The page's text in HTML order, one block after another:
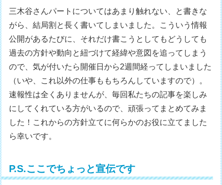
三木谷さんパートについてはあまり触れない、と書きな
がら、結局割と長く書いてしまいました。こういう情報
公開があるたびに、それだけ書こうとしてもどうしても
過去の方針や動向と紐づけて経緯や意図を追ってしまう
ので、気が付いたら開催日から2週間経ってしまいました
（いや、これ以外の仕事ももちろんしていますので）。
速報性は全くありませんが、毎回私たちの記事を楽しみ
にしてくれている方がいるので、頑張ってまとめてみま
した！これからの方針立てに何らかのお役に立てました
ら幸いです。
P.S.ここでちょっと宣伝です